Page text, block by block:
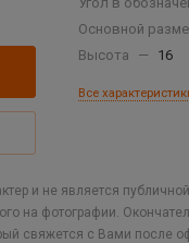
Основной
Высота
— 16
Все
и не является
на фотографии.
свяжется с Вами после